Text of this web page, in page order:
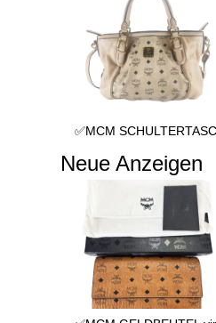
Neue Anzeigen